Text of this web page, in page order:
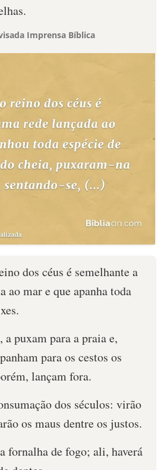
Imprensa Bíblica
dos céus é semelhante a
ao mar e que apanha toda
a puxam para a praia e,
para os cestos os
lançam fora.
dos séculos: virão
os maus dentre os justos.
fornalha de fogo; ali, haverá